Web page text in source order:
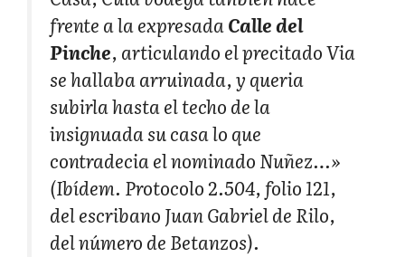
frente a la expresadaCalle del
Pinche, articulando el precitado Via
se hallaba arruinada, y queria
subirla hasta el techo de la
insignuada su casa lo que
contradecia el nominado Nuñez…»
(Ibídem. Protocolo 2.504, folio 121,
del escribano Juan Gabriel de Rilo,
del número de Betanzos).